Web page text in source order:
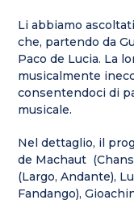
Li abbiamo
che, partendo da
Paco de Lucia. La
musicalmente
consentendoci di
musicale.
Nel dettaglio, il
de Machaut
(Largo, Andante),
Fandango),